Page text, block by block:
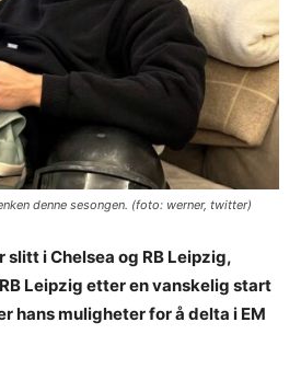
denne sesongen. (foto: werner, twitter)
slitt i Chelsea og RB Leipzig,
Leipzig etter en vanskelig start
hans muligheter for å delta i EM